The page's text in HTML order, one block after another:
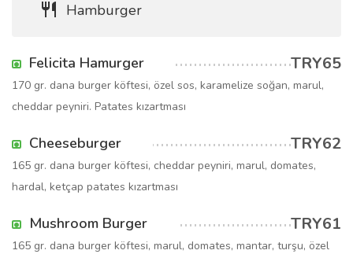
Hamburger
Felicita Hamurger TRY65
170 gr. dana burger köftesi, özel sos, karamelize soğan, marul,
cheddar peyniri. Patates kızartması
Cheeseburger TRY62
165 gr. dana burger köftesi, cheddar peyniri, marul, domates,
hardal, ketçap patates kızartması
Mushroom Burger TRY61
165 gr. dana burger köftesi, marul, domates, mantar, turşu, özel